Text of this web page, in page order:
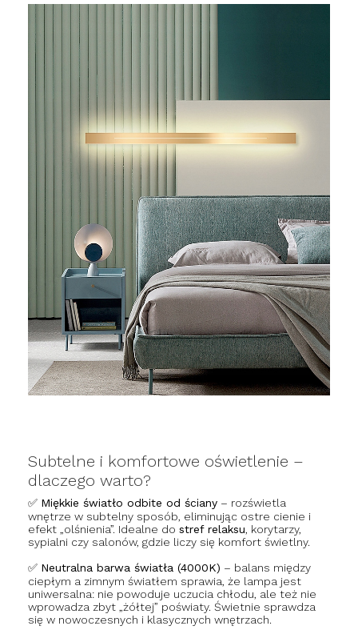
Subtelne i komfortowe oświetlenie –
dlaczego warto?
✅ Miękkie światło odbite od ściany – rozświetla
wnętrze w subtelny sposób, eliminując ostre cienie i
efekt „olśnienia”. Idealne do stref relaksu, korytarzy,
sypialni czy salonów, gdzie liczy się komfort świetlny.
✅ Neutralna barwa światła (4000K) – balans między
ciepłym a zimnym światłem sprawia, że lampa jest
uniwersalna: nie powoduje uczucia chłodu, ale też nie
wprowadza zbyt „żółtej” poświaty. Świetnie sprawdza
się w nowoczesnych i klasycznych wnętrzach.